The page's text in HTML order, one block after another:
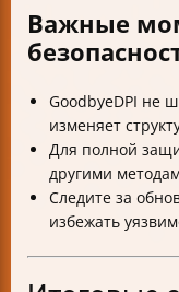
Важные
GoodbyeDPI не
изменяет
Для полной
другими
Следите за
избежать